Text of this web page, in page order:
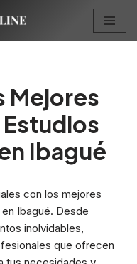
Mejores
Ibagué
con los mejores
Ibagué. Desde
inolvidables,
que ofrecen